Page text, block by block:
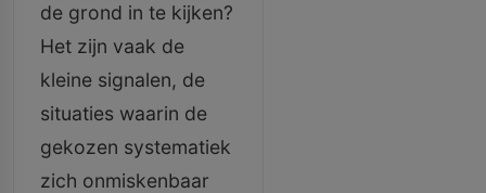
de grond in te kijken?
Het zijn vaak de
kleine signalen, de
situaties waarin de
gekozen systematiek
zich onmiskenbaar